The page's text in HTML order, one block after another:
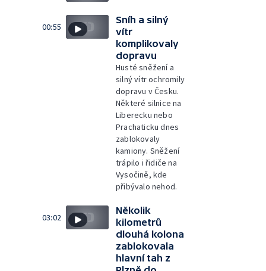
00:55
Sníh a silný
vítr
komplikovaly
dopravu
Husté sněžení a
silný vítr ochromily
dopravu v Česku.
Některé silnice na
Liberecku nebo
Prachaticku dnes
zablokovaly
kamiony. Sněžení
trápilo i řidiče na
Vysočině, kde
přibývalo nehod.
03:02
Několik
kilometrů
dlouhá kolona
zablokovala
hlavní tah z